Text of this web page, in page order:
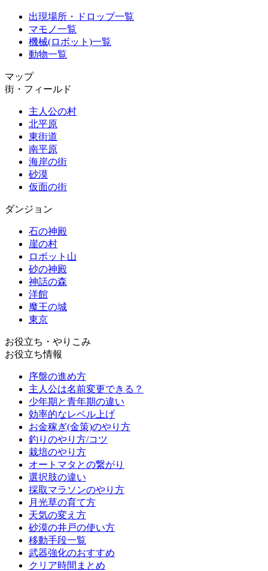
出現場所・ドロップ一覧
マモノ一覧
機械(ロボット)一覧
動物一覧
マップ
街・フィールド
主人公の村
北平原
東街道
南平原
海岸の街
砂漠
仮面の街
ダンジョン
石の神殿
崖の村
ロボット山
砂の神殿
神話の森
洋館
魔王の城
東京
お役立ち・やりこみ
お役立ち情報
序盤の進め方
主人公は名前変更できる？
少年期と青年期の違い
効率的なレベル上げ
お金稼ぎ(金策)のやり方
釣りのやり方/コツ
栽培のやり方
オートマタとの繋がり
選択肢の違い
採取マラソンのやり方
月光草の育て方
天気の変え方
砂漠の井戸の使い方
移動手段一覧
武器強化のおすすめ
クリア時間まとめ